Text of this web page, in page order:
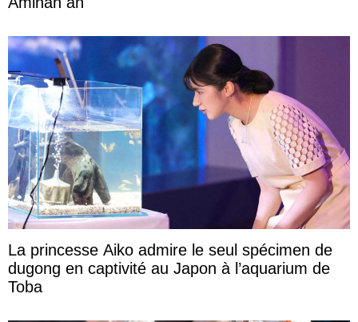
La princesse Aiko admire le seul spécimen de
dugong en captivité au Japon à l’aquarium de
Toba